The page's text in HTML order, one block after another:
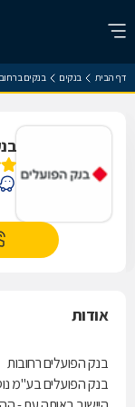
דף הבית בנקים בנקים
אודות
בנק הפועלים רחובות